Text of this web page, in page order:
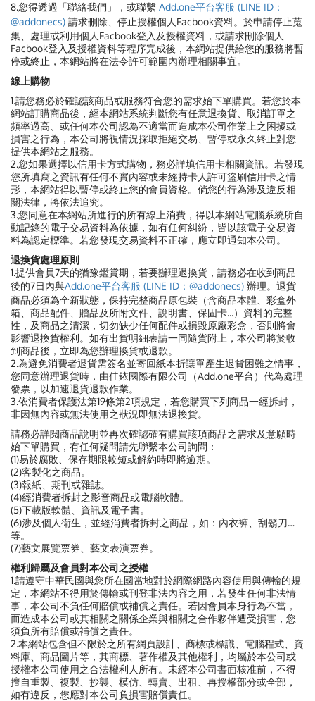
8.您得透過「聯絡我們」，或聯繫 Add.one平台客服 (LINE ID：
@addonecs) 請求刪除、停止授權個人Facbook資料。於申請停止蒐
集、處理或利用個人Facbook登入及授權資料，或請求刪除個人
Facbook登入及授權資料等程序完成後，本網站提供給您的服務將暫
停或終止，本網站將在法令許可範圍內辦理相關事宜。
線上購物
1.請您務必於確認該商品或服務符合您的需求始下單購買。若您於本
網站訂購商品後，經本網站系統判斷您有任意退換貨、取消訂單之
頻率過高、或任何本公司認為不適當而造成本公司作業上之困擾或
損害之行為，本公司將視情況採取拒絕交易、暫停或永久終止對您
提供本網站之服務。
2.您如果選擇以信用卡方式購物，務必詳填信用卡相關資訊。若發現
您所填寫之資訊有任何不實內容或未經持卡人許可盜刷信用卡之情
形，本網站得以暫停或終止您的會員資格。倘您的行為涉及違反相
關法律，將依法追究。
3.您同意在本網站所進行的所有線上消費，得以本網站電腦系統所自
動記錄的電子交易資料為依據，如有任何糾紛，皆以該電子交易資
料為認定標準。若您發現交易資料不正確，應立即通知本公司。
退換貨處理原則
1.提供會員7天的猶豫鑑賞期，若要辦理退換貨，請務必在收到商品
後的7日內與Add.one平台客服 (LINE ID：@addonecs) 辦理。退貨
商品必須為全新狀態，保持完整商品原包裝（含商品本體、彩盒外
箱、商品配件、贈品及所附文件、說明書、保固卡...）資料的完整
性，及商品之清潔，切勿缺少任何配件或損毀原廠彩盒，否則將會
影響退換貨權利。如有出貨明細表請一同隨貨附上，本公司將於收
到商品後，立即為您辦理換貨或退款。
2.為避免消費者退貨需簽名並寄回紙本折讓單產生退貨困難之情事，
您同意辦理退貨時，由佳銥國際有限公司（Add.one平台）代為處理
發票，以加速退貨退款作業。
3.依消費者保護法第19條第2項規定，若您購買下列商品一經拆封，
非因無內容或無法使用之狀況即無法退換貨。
請務必詳閱商品說明並再次確認確有購買該項商品之需求及意願時
始下單購買，有任何疑問請先聯繫本公司詢問：
(1)易於腐敗、保存期限較短或解約時即將逾期。
(2)客製化之商品。
(3)報紙、期刊或雜誌。
(4)經消費者拆封之影音商品或電腦軟體。
(5)下載版軟體、資訊及電子書。
(6)涉及個人衛生，並經消費者拆封之商品，如：內衣褲、刮鬍刀…
等。
(7)藝文展覽票券、藝文表演票券。
權利歸屬及會員對本公司之授權
1.請遵守中華民國與您所在國當地對於網際網路內容使用與傳輸的規
定，本網站不得用於傳輸或刊登非法內容之用，若發生任何非法情
事，本公司不負任何賠償或補償之責任。若因會員本身行為不當，
而造成本公司或其相關之關係企業與相關之合作夥伴遭受損害，您
須負所有賠償或補償之責任。
2.本網站包含但不限於之所有網頁設計、商標或標識、電腦程式、資
料庫、商品圖片等，其商標、著作權及其他權利，均屬於本公司或
授權本公司使用之合法權利人所有。未經本公司書面核准前，不得
擅自重製、複製、抄襲、模仿、轉賣、出租、再授權部分或全部，
如有違反，您應對本公司負損害賠償責任。